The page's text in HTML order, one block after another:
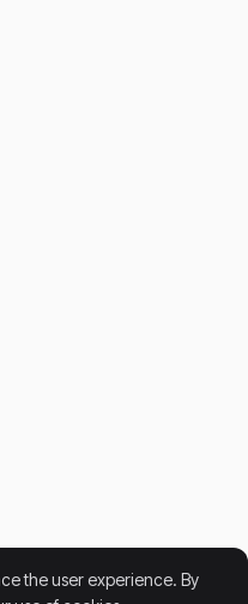
the user experience. By